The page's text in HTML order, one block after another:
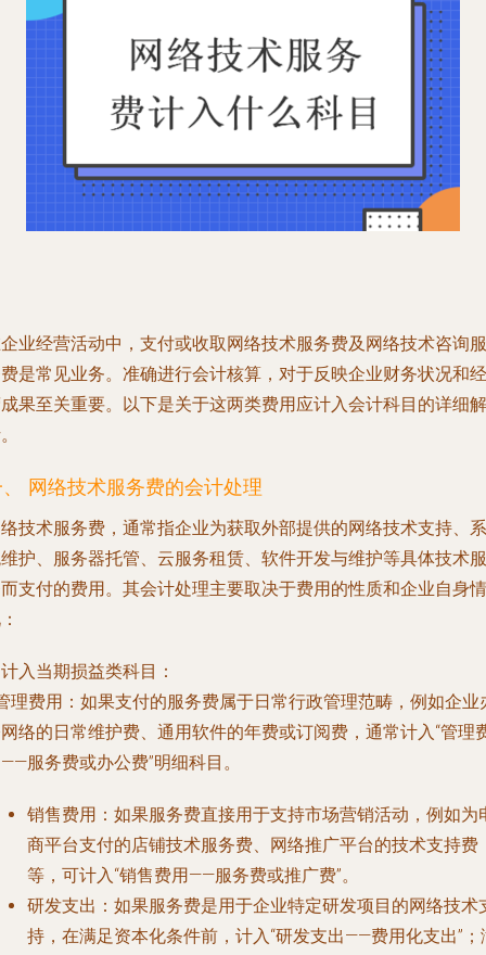
业经营活动中，支付或收取网络技术服务费及网络技术咨询服
是常见业务。准确进行会计核算，对于反映企业财务状况和经
果至关重要。以下是关于这两类费用应计入会计科目的详细解
网络技术服务费的会计处理
技术服务费，通常指企业为获取外部提供的网络技术支持、系
护、服务器托管、云服务租赁、软件开发与维护等具体技术服
支付的费用。其会计处理主要取决于费用的性质和企业自身情
入当期损益类科目：
理费用 ：如果支付的服务费属于日常行政管理范畴，例如企业
络的日常维护费、通用软件的年费或订阅费，通常计入“管理
服务费或办公费”明细科目。
销售费用 ：如果服务费直接用于支持市场营销活动，例如为
商平台支付的店铺技术服务费、网络推广平台的技术支持费
等，可计入“销售费用——服务费或推广费”。
研发支出 ：如果服务费是用于企业特定研发项目的网络技术
持，在满足资本化条件前，计入“研发支出——费用化支出”；